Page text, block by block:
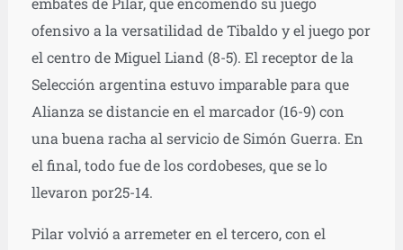
ofensivo a la versatilidad de Tibaldo y el juego por
el centro de Miguel Liand (8-5). El receptor de la
Selección argentina estuvo imparable para que
Alianza se distancie en el marcador (16-9) con
una buena racha al servicio de Simón Guerra. En
el final, todo fue de los cordobeses, que se lo
llevaron por25-14.
Pilar volvió a arremeter en el tercero, con el